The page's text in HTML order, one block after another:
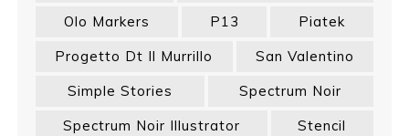
Olo Markers
P13
Piatek
Progetto Dt Il Murrillo
San Valentino
Simple Stories
Spectrum Noir
Spectrum Noir Illustrator
Stencil